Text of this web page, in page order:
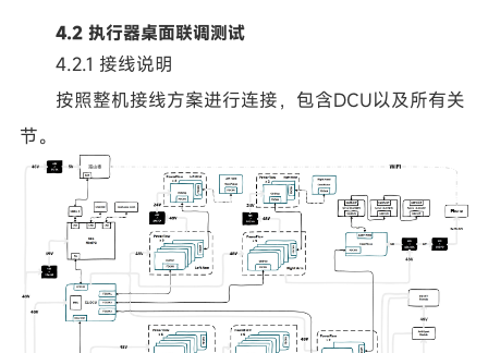
4.2 执行器桌面联调测试
4.2.1 接线说明
按照整机接线方案进行连接，包含DCU以及所有关
节。